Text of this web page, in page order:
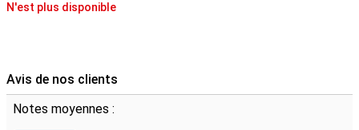
N'est plus disponible
Avis de nos clients
Notes moyennes :